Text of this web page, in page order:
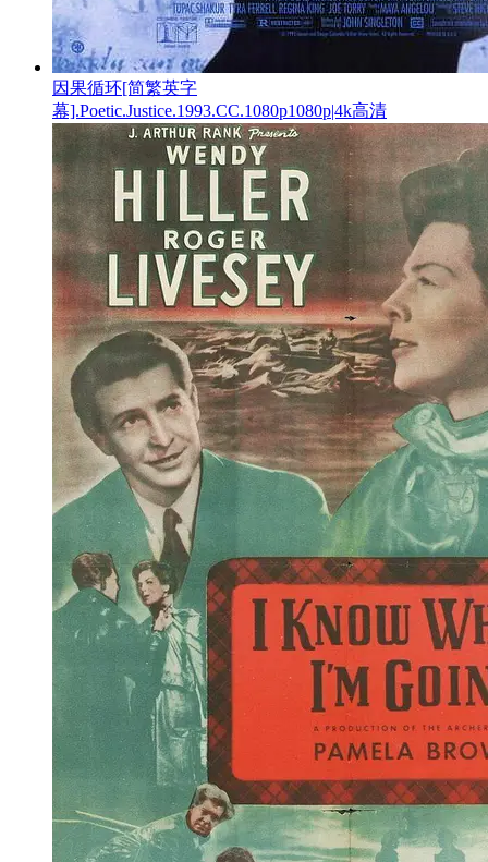
因果循环[简繁英字
幕].Poetic.Justice.1993.CC.1080p1080p|4k高清